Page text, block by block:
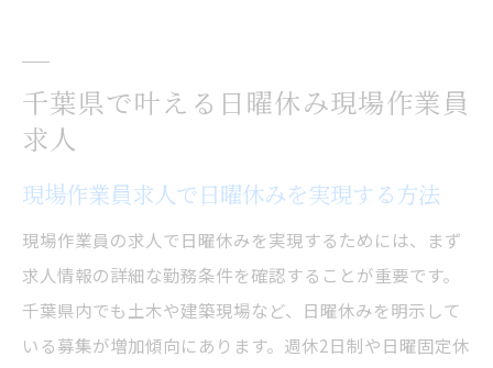
景
現場作業員求人の選び方と日曜休みの実現
現場作業員求人を選ぶ際の大切なチェック
千葉県で日曜休み求人を探す際の注意点
現場作業員求人の勤務条件を比較するコツ
千葉県で叶える日曜休み現場作業員
求人
現場作業員求人で日曜休みを実現する方法
現場作業員の求人で日曜休みを実現するためには、まず
求人情報の詳細な勤務条件を確認することが重要です。
千葉県内でも土木や建築現場など、日曜休みを明示して
いる募集が増加傾向にあります。週休2日制や日曜固定休